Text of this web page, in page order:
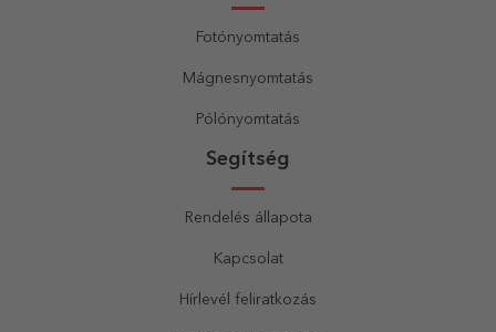
Fotónyomtatás
Mágnesnyomtatás
Pólónyomtatás
Segítség
Rendelés állapota
Kapcsolat
Hírlevél feliratkozás